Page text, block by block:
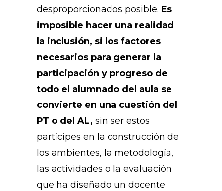
desproporcionados posible. Es
imposible hacer una realidad
la inclusión, si los factores
necesarios para generar la
participación y progreso de
todo el alumnado del aula se
convierte en una cuestión del
PT o del AL, sin ser estos
partícipes en la construcción de
los ambientes, la metodología,
las actividades o la evaluación
que ha diseñado un docente